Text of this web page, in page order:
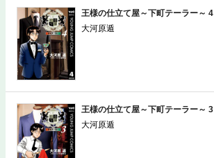
王様の仕立て屋～下町テーラー～ 4
大河原遁
王様の仕立て屋～下町テーラー～ 3
大河原遁